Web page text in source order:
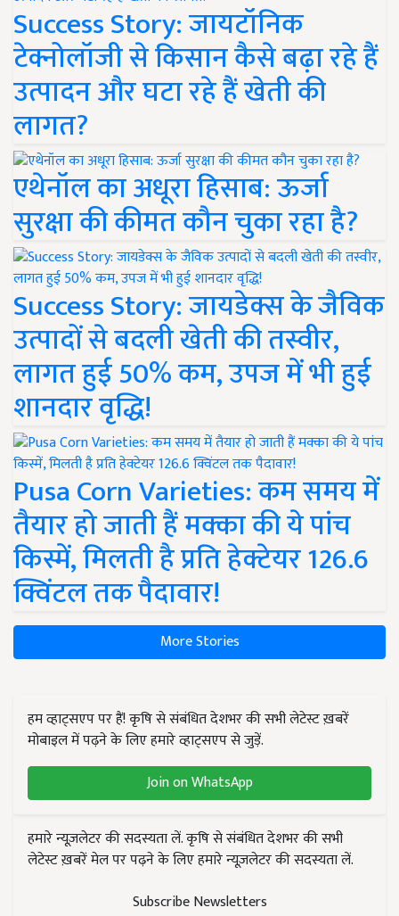
Success Story: जायटॉनिक
टेक्नोलॉजी से किसान कैसे बढ़ा रहे हैं
उत्पादन और घटा रहे हैं खेती की
लागत?
एथेनॉल का अधूरा हिसाब: ऊर्जा
सुरक्षा की कीमत कौन चुका रहा है?
Success Story: जायडेक्स के जैविक
उत्पादों से बदली खेती की तस्वीर,
लागत हुई 50% कम, उपज में भी हुई
शानदार वृद्धि!
Pusa Corn Varieties: कम समय में
तैयार हो जाती हैं मक्का की ये पांच
किस्में, मिलती है प्रति हेक्टेयर 126.6
क्विंटल तक पैदावार!
More Stories
हम व्हाट्सएप पर हैं! कृषि से संबंधित देशभर की सभी लेटेस्ट ख़बरें
मोबाइल में पढ़ने के लिए हमारे व्हाट्सएप से जुड़ें.
Join on WhatsApp
हमारे न्यूज़लेटर की सदस्यता लें. कृषि से संबंधित देशभर की सभी
लेटेस्ट ख़बरें मेल पर पढ़ने के लिए हमारे न्यूज़लेटर की सदस्यता लें.
Subscribe Newsletters